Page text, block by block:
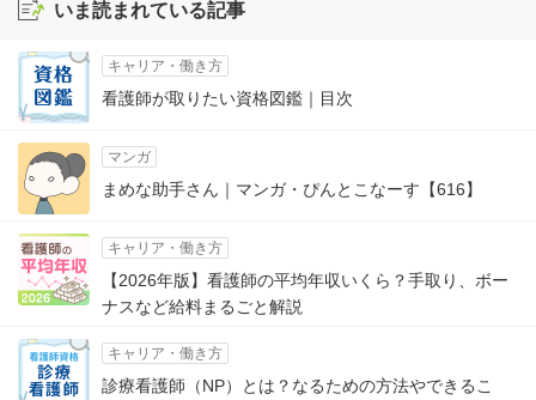
いま読まれている記事
キャリア・働き方
看護師が取りたい資格図鑑｜目次
マンガ
まめな助手さん｜マンガ・ぴんとこなーす【616】
キャリア・働き方
【2026年版】看護師の平均年収いくら？手取り、ボー
ナスなど給料まるごと解説
キャリア・働き方
診療看護師（NP）とは？なるための方法やできるこ